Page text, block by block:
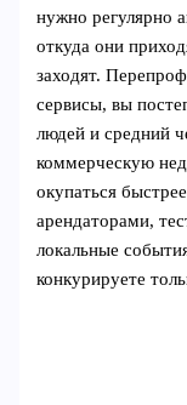
нужно регулярно
откуда они
заходят.
сервисы, вы
людей и средний
коммерческую
окупаться
арендаторами,
локальные
конкурируете